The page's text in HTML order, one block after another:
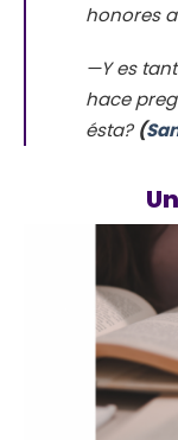
honores
—Y es
hace
ésta? (